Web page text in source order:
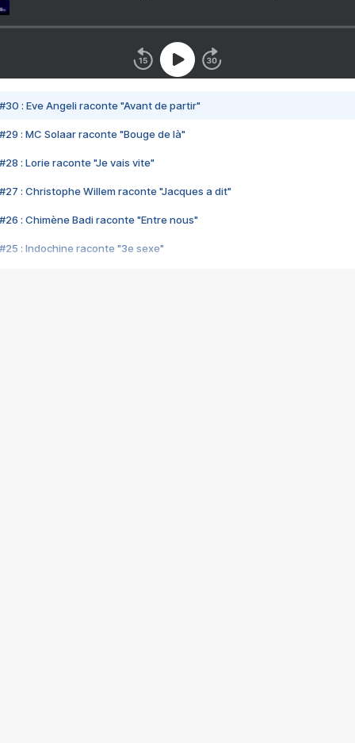
#30 : Eve Angeli raconte "Avant de partir"
#29 : MC Solaar raconte "Bouge de là"
#28 : Lorie raconte "Je vais vite"
#27 : Christophe Willem raconte "Jacques a dit"
#26 : Chimène Badi raconte "Entre nous"
#25 : Indochine raconte "3e sexe"